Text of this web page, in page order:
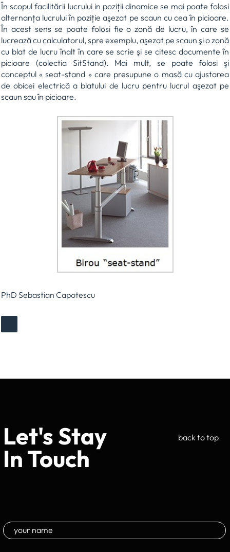
În scopul facilitării lucrului in poziții dinamice se mai poate folosi
alternanța lucrului în poziție aşezat pe scaun cu cea în picioare.
În acest sens se poate folosi fie o zonă de lucru, în care se
lucrează cu calculatorul, spre exemplu, aşezat pe scaun şi o zonă
cu blat de lucru înalt în care se scrie şi se citesc documente în
picioare (colectia SitStand). Mai mult, se poate folosi şi
conceptul « seat-stand » care presupune o masă cu ajustarea
de obicei electrică a blatului de lucru pentru lucrul aşezat pe
scaun sau în picioare.
PhD Sebastian Capotescu
Let's Stay
In Touch
back to top